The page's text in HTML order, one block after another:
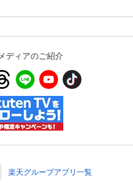
す。
ウト
ディアのご紹介
楽天グループアプリ一覧